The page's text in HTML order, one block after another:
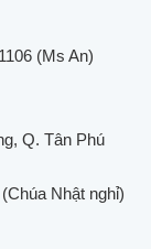
(Ms An)
Q. Tân Phú
Nhật nghỉ)